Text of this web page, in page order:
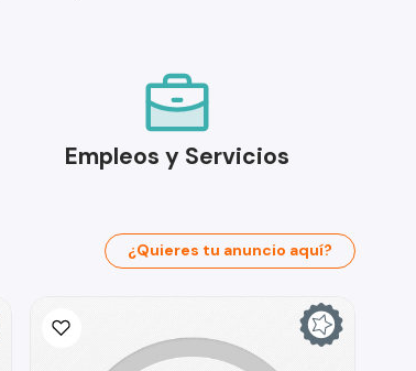
Empleos y Servicios
¿Quieres tu anuncio aquí?